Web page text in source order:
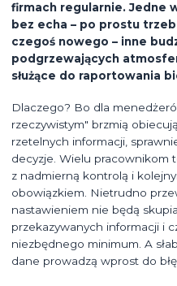
firmach regularnie. Jedne
bez echa – po prostu
czegoś nowego – inne
podgrzewających
służące do raportowania
Dlaczego? Bo dla
rzeczywistym" brzmią
rzetelnych informacji,
decyzje. Wielu pracownikom
z nadmierną kontrolą i
obowiązkiem. Nietrudno
nastawieniem nie będą
przekazywanych informacji i
niezbędnego minimum. A
dane prowadzą wprost do